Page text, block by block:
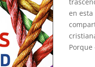
en
Porque